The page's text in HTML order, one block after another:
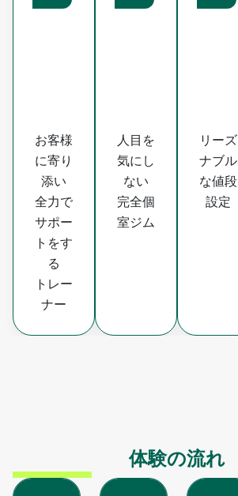
お客様
に寄り
添い
全力で
サポー
トをす
る
トレー
ナー
人目を
気にし
ない
完全個
室ジム
リーズ
ナブル
な値段
設定
体験の流れ